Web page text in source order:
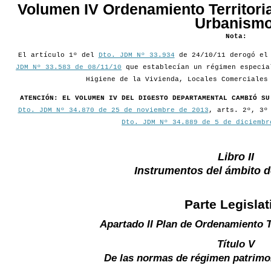
Volumen IV Ordenamiento
Nota:
El artículo 1º del Dto. JDM Nº 33.934 de 24/10/11 derogó
JDM Nº 33.583 de 08/11/10 que establecían un régimen
Higiene de la Vivienda, Locales
ATENCIÓN: EL VOLUMEN IV DEL DIGESTO DEPARTAMENTAL CAMBIÓ
Dto. JDM Nº 34.870 de 25 de noviembre de 2013 , arts. 2º, 3º
Dto. JDM Nº 34.889 de 5 de
Libro II
Instrumentos del ámbito
Parte
Apartado II Plan de Ordenamiento
Título V
De las normas de régimen